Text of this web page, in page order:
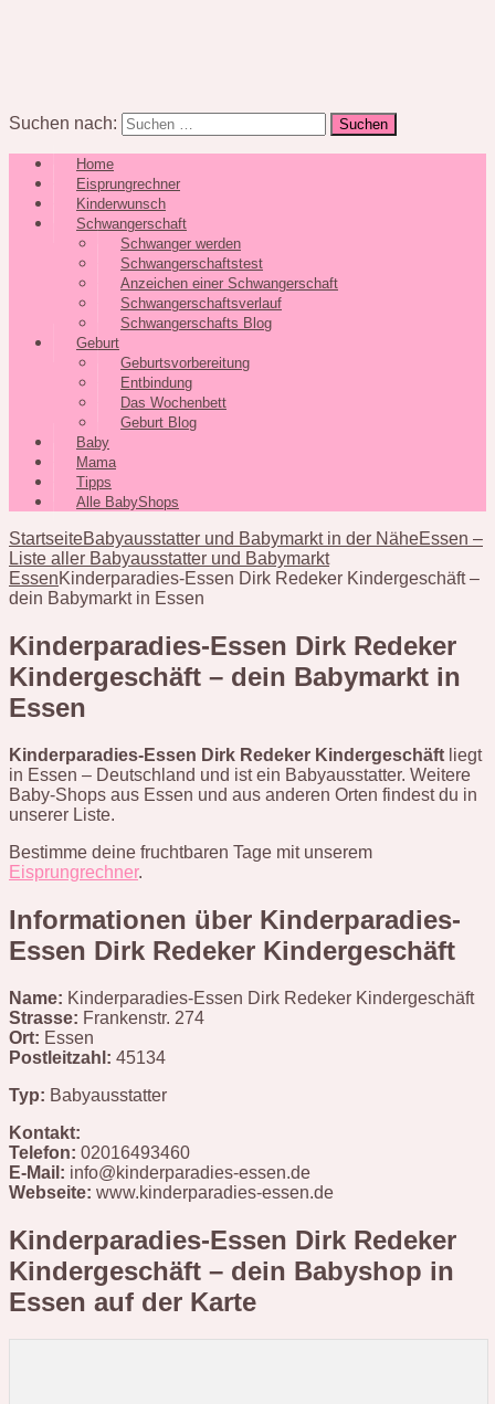
Suchen nach:
Home
Eisprungrechner
Kinderwunsch
Schwangerschaft
Schwanger werden
Schwangerschaftstest
Anzeichen einer Schwangerschaft
Schwangerschaftsverlauf
Schwangerschafts Blog
Geburt
Geburtsvorbereitung
Entbindung
Das Wochenbett
Geburt Blog
Baby
Mama
Tipps
Alle BabyShops
StartseiteBabyausstatter und Babymarkt in der NäheEssen –
Liste aller Babyausstatter und Babymarkt
EssenKinderparadies-Essen Dirk Redeker Kindergeschäft –
dein Babymarkt in Essen
Kinderparadies-Essen Dirk Redeker
Kindergeschäft – dein Babymarkt in
Essen
Kinderparadies-Essen Dirk Redeker Kindergeschäft liegt
in Essen – Deutschland und ist ein Babyausstatter. Weitere
Baby-Shops aus Essen und aus anderen Orten findest du in
unserer Liste.
Bestimme deine fruchtbaren Tage mit unserem
Eisprungrechner.
Informationen über Kinderparadies-
Essen Dirk Redeker Kindergeschäft
Name: Kinderparadies-Essen Dirk Redeker Kindergeschäft
Strasse: Frankenstr. 274
Ort: Essen
Postleitzahl: 45134
Typ: Babyausstatter
Kontakt:
Telefon: 02016493460
E-Mail: info@kinderparadies-essen.de
Webseite: www.kinderparadies-essen.de
Kinderparadies-Essen Dirk Redeker
Kindergeschäft – dein Babyshop in
Essen auf der Karte